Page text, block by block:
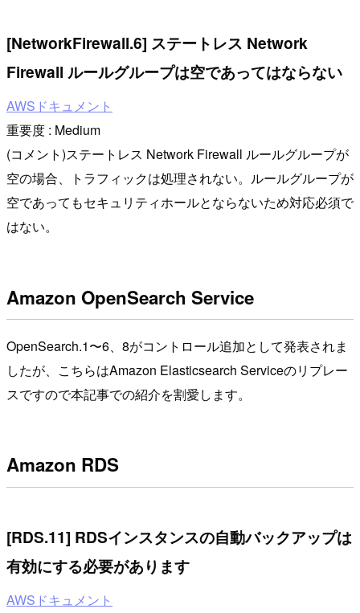
[NetworkFirewall.6] ステートレス Network
Firewall ルールグループは空であってはならない
AWSドキュメント
重要度 : Medium
(コメント)ステートレス Network Firewall ルールグループが
空の場合、トラフィックは処理されない。ルールグループが
空であってもセキュリティホールとならないため対応必須で
はない。
Amazon OpenSearch Service
OpenSearch.1〜6、8がコントロール追加として発表されま
したが、こちらはAmazon Elasticsearch Serviceのリプレー
スですので本記事での紹介を割愛します。
Amazon RDS
[RDS.11] RDSインスタンスの自動バックアップは
有効にする必要があります
AWSドキュメント